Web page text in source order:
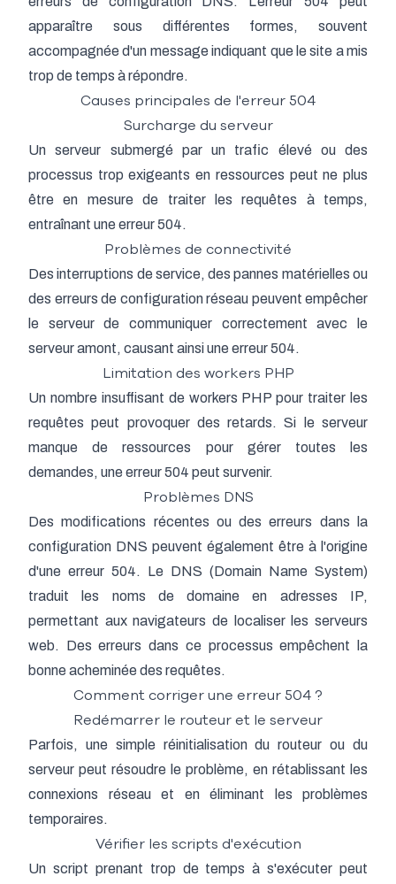
apparaître sous différentes formes, souvent
accompagnée d'un message indiquant que le site a mis
trop de temps à répondre.
Causes principales de l'erreur 504
Surcharge du serveur
Un serveur submergé par un trafic élevé ou des
processus trop exigeants en ressources peut ne plus
être en mesure de traiter les requêtes à temps,
entraînant une erreur 504.
Problèmes de connectivité
Des interruptions de service, des pannes matérielles ou
des erreurs de configuration réseau peuvent empêcher
le serveur de communiquer correctement avec le
serveur amont, causant ainsi une erreur 504.
Limitation des workers PHP
Un nombre insuffisant de workers PHP pour traiter les
requêtes peut provoquer des retards. Si le serveur
manque de ressources pour gérer toutes les
demandes, une erreur 504 peut survenir.
Problèmes DNS
Des modifications récentes ou des erreurs dans la
configuration DNS peuvent également être à l'origine
d'une erreur 504. Le DNS (Domain Name System)
traduit les noms de domaine en adresses IP,
permettant aux navigateurs de localiser les serveurs
web. Des erreurs dans ce processus empêchent la
bonne acheminée des requêtes.
Comment corriger une erreur 504 ?
Redémarrer le routeur et le serveur
Parfois, une simple réinitialisation du routeur ou du
serveur peut résoudre le problème, en rétablissant les
connexions réseau et en éliminant les problèmes
temporaires.
Vérifier les scripts d'exécution
Un script prenant trop de temps à s'exécuter peut